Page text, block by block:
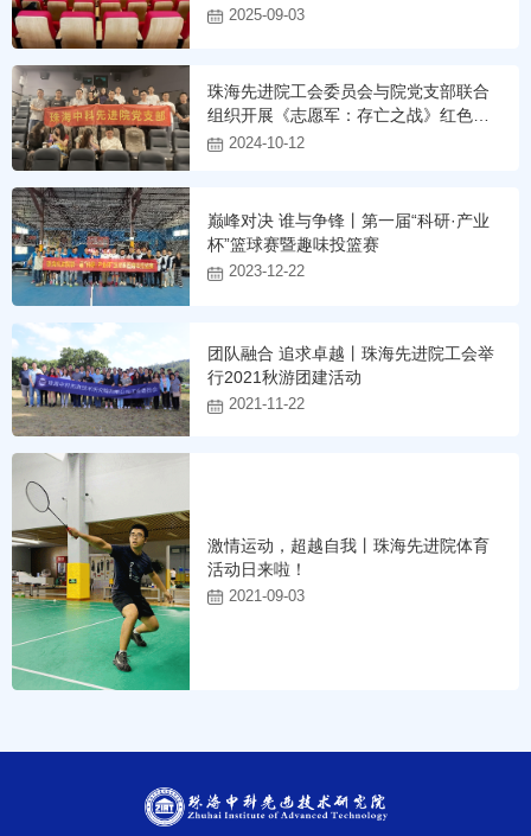
争暨世界反法西斯战争胜利80周年大会
2025-09-03
珠海先进院工会委员会与院党支部联合
组织开展《志愿军：存亡之战》红色观
影活动2024-10-12
巅峰对决 谁与争锋丨第一届“科研·产业
杯”篮球赛暨趣味投篮赛
2023-12-22
团队融合 追求卓越丨珠海先进院工会举
行2021秋游团建活动
2021-11-22
激情运动，超越自我丨珠海先进院体育
活动日来啦！
2021-09-03